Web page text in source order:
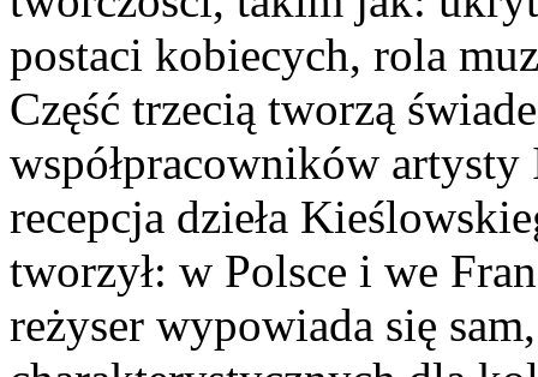
postaci kobiecych, rola
Część trzecią tworzą
współpracowników artysty
recepcja dzieła
tworzył: w Polsce i we
reżyser wypowiada się